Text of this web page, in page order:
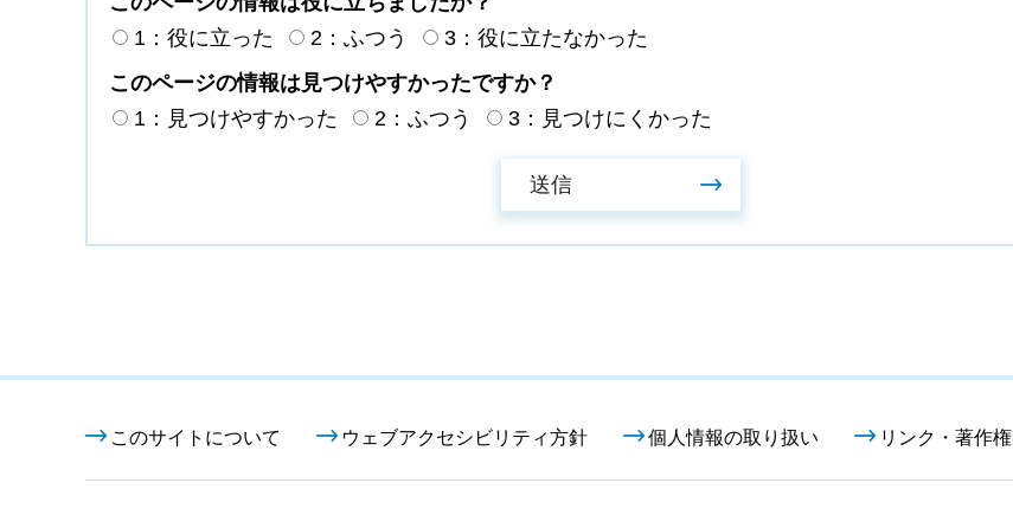
1：役に立った
2：ふつう
3：役に立たなかった
このページの情報は見つけやすかったですか？
1：見つけやすかった
2：ふつう 3：見つけにくかった
このサイトについて ウェブアクセシビリティ方針 個人情報の取り扱い リンク・著作権